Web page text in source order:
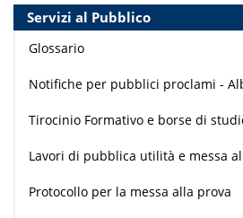
Servizi al Pubblico
Glossario
Notifiche per pubblici proclami -
Tirocinio Formativo e borse di
Lavori di pubblica utilità e messa
Protocollo per la messa alla prova